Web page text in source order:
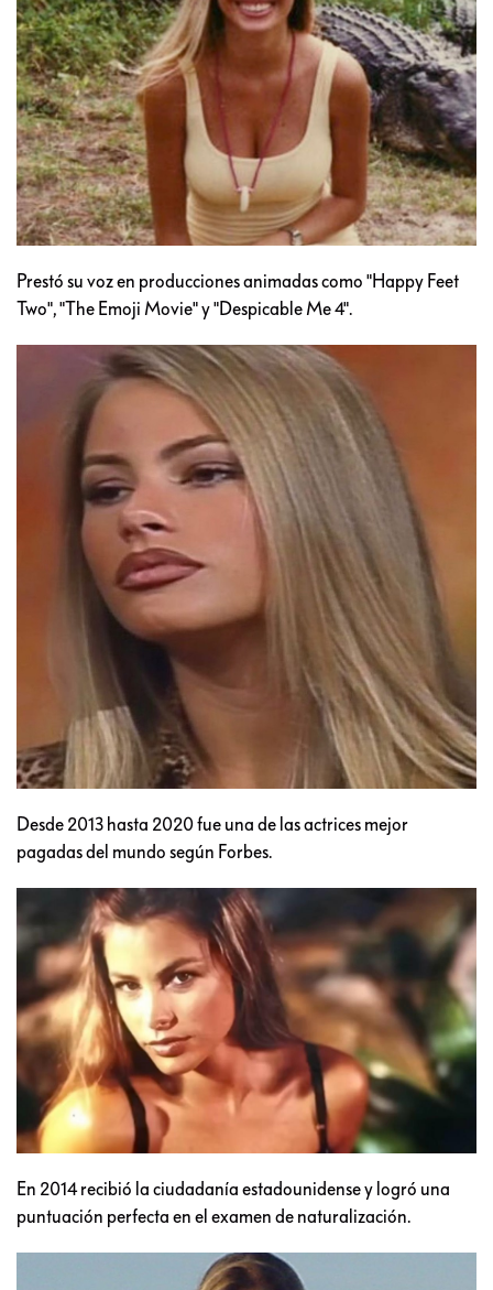
Prestó su voz en producciones animadas como "Happy Feet
Two", "The Emoji Movie" y "Despicable Me 4".
Desde 2013 hasta 2020 fue una de las actrices mejor
pagadas del mundo según Forbes.
En 2014 recibió la ciudadanía estadounidense y logró una
puntuación perfecta en el examen de naturalización.